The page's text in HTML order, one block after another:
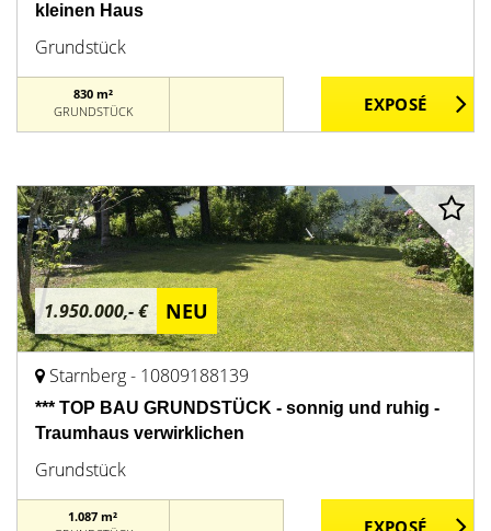
kleinen Haus
Grundstück
830 m²
GRUNDSTÜCK
1.950.000,- € NEU
Starnberg - 10809188139
*** TOP BAU GRUNDSTÜCK - sonnig und ruhig -
Traumhaus verwirklichen
Grundstück
1.087 m²